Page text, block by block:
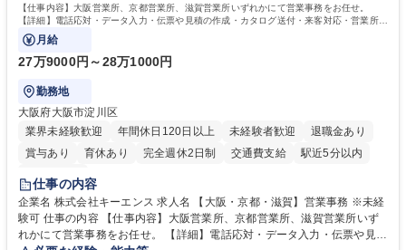
【仕事内容】大阪営業所、京都営業所、滋賀営業所いずれかにて営業事務をお任せ。
【詳細】電話応対・データ入力・伝票や見積の作成・カタログ送付・来客対応・営業所内
で発生する事務業務や業務改善をお任せ。
月給
27万9000円～28万1000円
勤務地
大阪府大阪市淀川区
業界未経験歓迎
年間休日120日以上 未経験者歓迎
退職金あり
賞与あり
育休あり 完全週休2日制 交通費支給
駅近5分以内
土日祝休み
仕事の内容
企業名 株式会社キーエンス 求人名 【大阪・京都・滋賀】営業事務 ※未経
験可 仕事の内容 【仕事内容】大阪営業所、京都営業所、滋賀営業所いず
れかにて営業事務をお任せ。 【詳細】電話応対・データ入力・伝票や見積